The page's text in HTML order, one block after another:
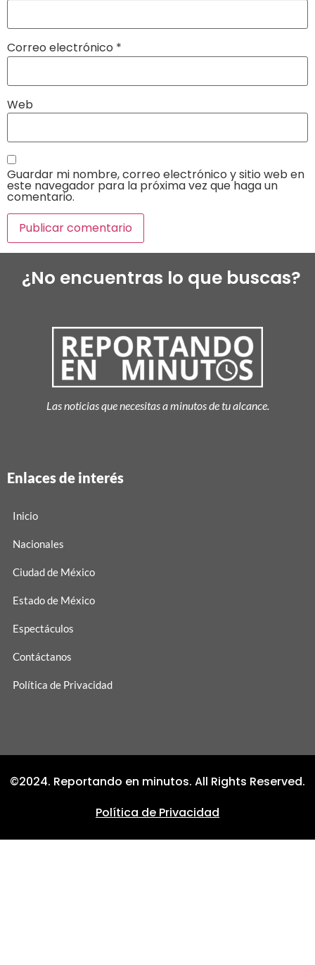
Correo electrónico *
Web
Guardar mi nombre, correo electrónico y sitio web en
este navegador para la próxima vez que haga un
comentario.
¿No encuentras lo que buscas?
Las noticias que necesitas a minutos de tu alcance.
Enlaces de interés
Inicio
Nacionales
Ciudad de México
Estado de México
Espectáculos
Contáctanos
Política de Privacidad
©2024. Reportando en minutos. All Rights Reserved.
Política de Privacidad